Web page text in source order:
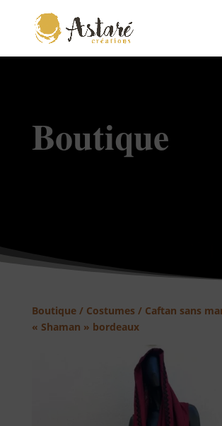
Boutique
Boutique/ Costumes / Caftan sans
« Shaman » bordeaux